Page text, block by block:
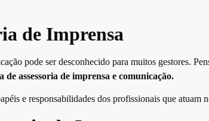
de Imprensa
pode ser desconhecido para muitos gestores.
assessoria de imprensa e comunicação.
e responsabilidades dos profissionais que atuam